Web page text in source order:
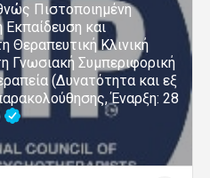
Πιστοποιημένη
Εκπαίδευση και
Θεραπευτική Κλινική
Γνωσιακή Συμπεριφορική
(Δυνατότητα και εξ
Έναρξη: 28